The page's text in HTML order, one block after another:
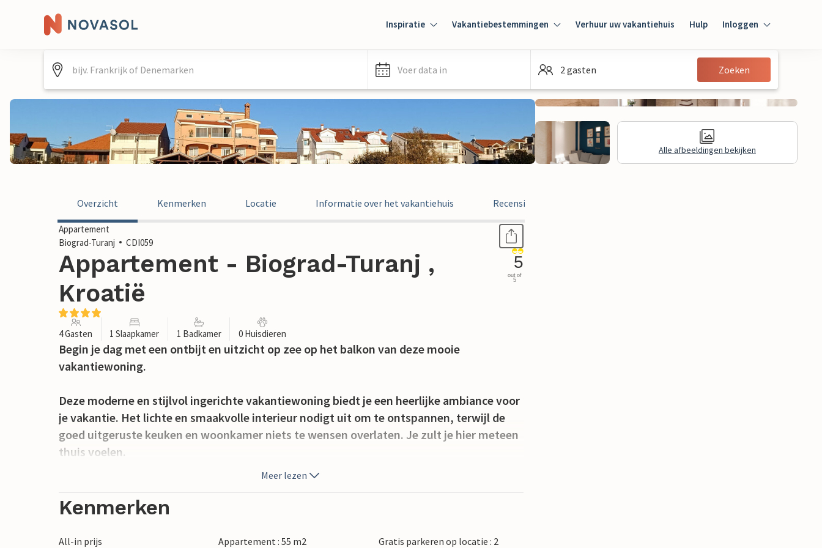
Inspiratie Vakantiebestemmingen Verhuur uw vakantiehuis Hulp Inloggen
Inloggen
Gast
Voer data in 2 gasten Zoeken
Alle afbeeldingen bekijken
Overzicht Kenmerken Locatie Informatie over het vakantiehuis Recensies
Appartement
Biograd-Turanj
CDI059
Appartement - Biograd-Turanj ,
Kroatië
5
out of
5
4 Gasten 1 Slaapkamer 1 Badkamer 0 Huisdieren
Begin je dag met een ontbijt en uitzicht op zee op het balkon van deze mooie
vakantiewoning.
Deze moderne en stijlvol ingerichte vakantiewoning biedt je een heerlijke ambiance voor
je vakantie. Het lichte en smaakvolle interieur nodigt uit om te ontspannen, terwijl de
goed uitgeruste keuken en woonkamer niets te wensen overlaten. Je zult je hier meteen
thuis voelen.
perfecte start van de dag.
Turanj maakt indruk met zijn charmante ligging aan de kust en biedt je tal van
Meer lezen
Kenmerken
All-in prijs Appartement : 55 m2
Gratis parkeren op locatie : 2